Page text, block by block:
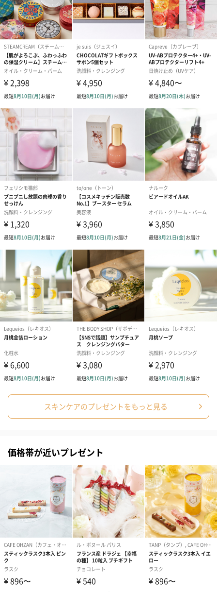
ています。
商品詳細情報
本体サイズ
幅124mm×奥行1mm×高さ200mm
本体重量
パッケージ外
装
パッケージリニューアル商品をお届けします。
※イメージ画像参照、成分に変わりはございません。
製造国
保存方法
直射日光を避け、常温で保存してください。
お届けからの
使用期限
1年以上
原材料
【ANTI-OXIDANT INJECTION MASK】
水、グリセリン、DPG、ナイアシンアミド、トリ（カ
プリル酸／カプリン酸）グリセリル、ステアリン酸グ
リセリル、１，２－ヘキサンジオール、エチルヘキサ
ン酸セチル、ジステアリン酸ポリグリセリル－３メチ
ルグルコース、ヒドロキシアセトフェノン、パンテノ
ール、ヒアルロン酸Ｎａ、キサンタンガム、（アクリ
ロイルジメチルタウリンアンモニウム／ＶＰ）コポリ
マー、アラントイン、アデノシン、ＥＤＴＡ－２Ｎ
ａ、アセチルヘキサペプチド－８、トリペプチド－１
銅、エーデルワイスカルス培養エキス、グリシン、セ
リン、グルタミン酸、ヒマワリ種子油、アスパラギン
酸、ロイシン、アラニン、リシン、アルギニン、チロ
シン、フェニルアラニン、トレオニン、プロリン、バ
リン、イソロイシン、ヒスチジン、メチオニン、シス
テイン、ダイズ油、ベニノキ種子油、トコフェロール
【BABY FACE INJECTION MASK】
水、グリセリン、メチルプロパンジオール、ナイアシ
ンアミド、１，２－ヘキサンジオール、ヒドロキシア
セトフェノン、カルボマー、アラントイン、ヒアルロ
ン酸Na、セイヨウハッカ葉エキス、ハチミツエキス、
ティーツリー葉エキス、（アクリル酸ヒドロキシエチ
ー、アルギニン、キサンタンガム、アデノシン、ＥＤ
【WATER GLOW INJECTION MASK】
エチル／アクリロイルジメチルタウリンＮａ）コポリ
マー、アルギニン、キサンタンガム、ＥＤＴＡ－２Ｎ
ａ、カンゾウ根エキス、アスコルビン酸、グルタチオ
【WHITE JADE INJECTION MASK】
水、グリセリン、メチルプロパンジオール、ナイアシ
ンアミド、１，２－ヘキサンジオール、ヒドロキシア
セトフェノン、カルボマー、アラントイン、乳タンパ
クエキス、ダイサンチク水、（アクリル酸ヒドロキシ
エチル／アクリロイルジメチルタウリンＮａ）コポリ
マー、アルギニン、キサンタンガム、ＥＤＴＡ－２Ｎ
ａ、カンゾウ根エキス、アスコルビン酸、グルタチオ
ン
使用上の注意
点・使用方法
●お肌に異常が生じていないかよく注意して使用してく
ださい。ご使用中または使用後、直射日光による赤
スキンケアのプレゼントをもっと見る
価格帯が近いプレゼント